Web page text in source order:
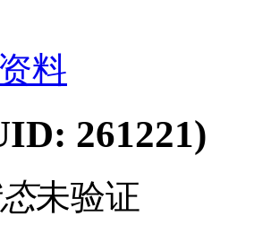
料
261221)
未验证